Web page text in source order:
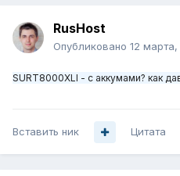
RusHost
Опубликовано 12 марта,
SURT8000XLI - с аккумами? как
Вставить ник Цитата